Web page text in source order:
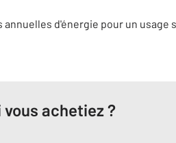
d'énergie pour un usage
vous achetiez ?